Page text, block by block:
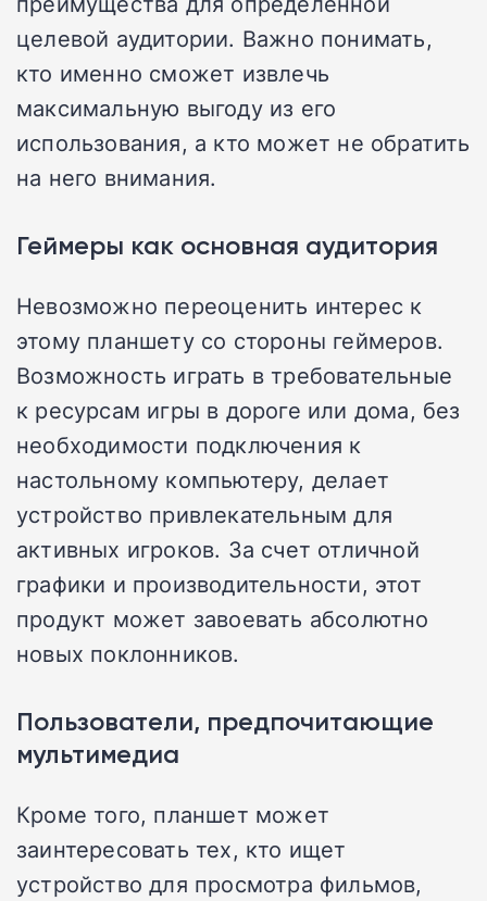
целевой аудитории. Важно понимать,
кто именно сможет извлечь
максимальную выгоду из его
использования, а кто может не обратить
на него внимания.
Геймеры как основная аудитория
Невозможно переоценить интерес к
этому планшету со стороны геймеров.
Возможность играть в требовательные
к ресурсам игры в дороге или дома, без
необходимости подключения к
настольному компьютеру, делает
устройство привлекательным для
активных игроков. За счет отличной
графики и производительности, этот
продукт может завоевать абсолютно
новых поклонников.
Пользователи, предпочитающие
мультимедиа
Кроме того, планшет может
заинтересовать тех, кто ищет
устройство для просмотра фильмов,